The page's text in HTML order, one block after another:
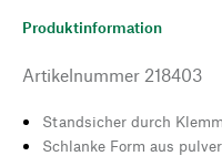
Produktinformation
Artikelnummer 218403
Standsicher durch
Schlanke Form aus